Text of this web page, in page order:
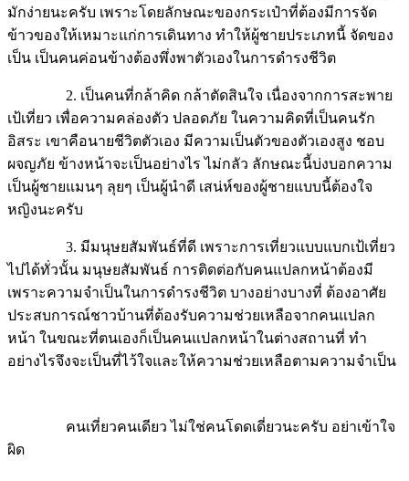
มักง่ายนะครับ เพราะโดยลักษณะของกระเป๋าที่ต้องมีการจัด
ข้าวของให้เหมาะแก่การเดินทาง ทำให้ผู้ชายประเภทนี้ จัดของ
เป็น เป็นคนค่อนข้างต้องพึ่งพาตัวเองในการดำรงชีวิต
2. เป็นคนที่กล้าคิด กล้าตัดสินใจ เนื่องจากการสะพาย
เป้เที่ยว เพื่อความคล่องตัว ปลอดภัย ในความคิดที่เป็นคนรัก
อิสระ เขาคือนายชีวิตตัวเอง มีความเป็นตัวของตัวเองสูง ชอบ
ผจญภัย ข้างหน้าจะเป็นอย่างไร ไม่กลัว ลักษณะนี้บ่งบอกความ
เป็นผู้ชายแมนๆ ลุยๆ เป็นผู้นำดี เสน่ห์ของผู้ชายแบบนี้ต้องใจ
หญิงนะครับ
3. มีมนุษยสัมพันธ์ที่ดี เพราะการเที่ยวแบบแบกเป้เที่ยว
ไปได้ทั่วนั้น มนุษยสัมพันธ์ การติดต่อกับคนแปลกหน้าต้องมี
เพราะความจำเป็นในการดำรงชีวิต บางอย่างบางที่ ต้องอาศัย
ประสบการณ์ชาวบ้านที่ต้องรับความช่วยเหลือจากคนแปลก
หน้า ในขณะที่ตนเองก็เป็นคนแปลกหน้าในต่างสถานที่ ทำ
อย่างไรจึงจะเป็นที่ไว้ใจและให้ความช่วยเหลือตามความจำเป็น
คนเที่ยวคนเดียว ไม่ใช่คนโดดเดี่ยวนะครับ อย่าเข้าใจ
ผิด